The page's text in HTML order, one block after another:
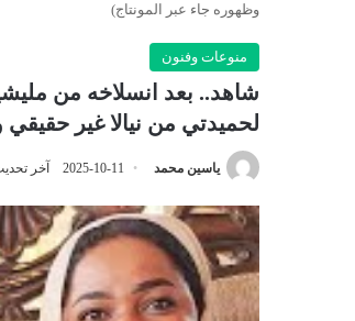
وظهوره جاء عبر المونتاج)
منوعات وفنون
شاهد.. بعد انسلاخه من
لحميدتي من نيالا غير حقيقي
ياسين محمد 2025-10-11 آخر تحديث: 2025-